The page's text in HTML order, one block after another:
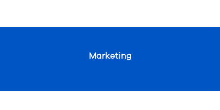
Marketing